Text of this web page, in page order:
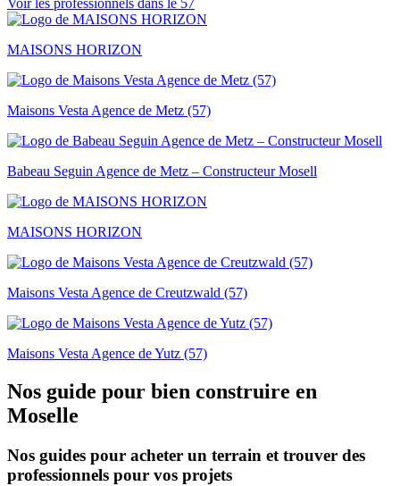
Voir les professionnels dans le 57
MAISONS HORIZON
Maisons Vesta Agence de Metz (57)
Babeau Seguin Agence de Metz – Constructeur Mosell
MAISONS HORIZON
Maisons Vesta Agence de Creutzwald (57)
Maisons Vesta Agence de Yutz (57)
Nos guide pour bien construire en
Moselle
Nos guides pour acheter un terrain et trouver des
professionnels pour vos projets